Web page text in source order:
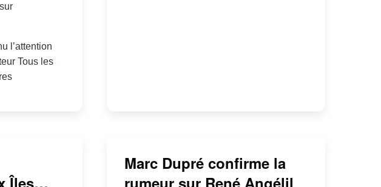
l’attention
Tous les
Îles…
Marc Dupré confirme la
rumeur sur René Angélil